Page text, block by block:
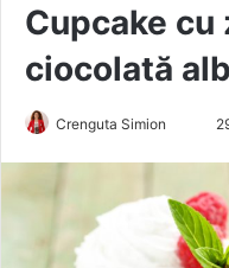
Cupcake cu
ciocolată
Crenguta Simion
d
a